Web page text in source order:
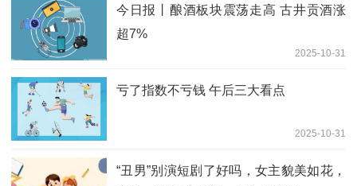
今日报丨酿酒板块震荡走高 古井贡酒涨
超7%
2025-10-31
亏了指数不亏钱 午后三大看点
2025-10-31
“丑男”别演短剧了好吗，女主貌美如花，